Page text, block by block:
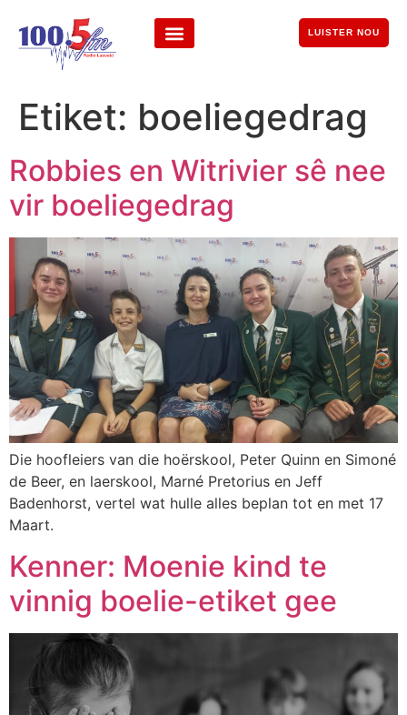
LUISTER NOU
Etiket: boeliegedrag
Robbies en Witrivier sê nee
vir boeliegedrag
Die hoofleiers van die hoërskool, Peter Quinn en Simoné
de Beer, en laerskool, Marné Pretorius en Jeff
Badenhorst, vertel wat hulle alles beplan tot en met 17
Maart.
Kenner: Moenie kind te
vinnig boelie-etiket gee